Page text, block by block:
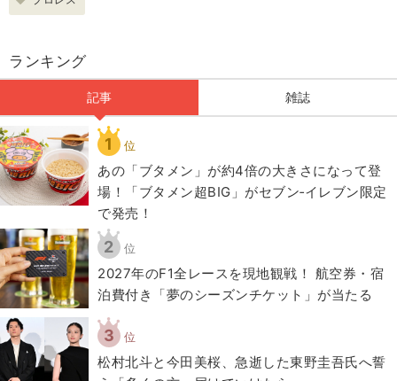
ランキング
記事 雑誌
1 位
あの「ブタメン」が約4倍の大きさになって登
場！「ブタメン超BIG」がセブン‐イレブン限定
で発売！
2 位
2027年のF1全レースを現地観戦！ 航空券・宿
泊費付き「夢のシーズンチケット」が当たる
3 位
松村北斗と今田美桜、急逝した東野圭吾氏へ誓